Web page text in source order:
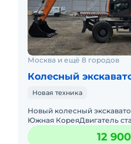
Москва и ещё 8 городов
Колесный
Новая техника
Новый колесный
Южная КореяДвигатель
дополнительная 2-х
кг 13750Максимальная дл
12